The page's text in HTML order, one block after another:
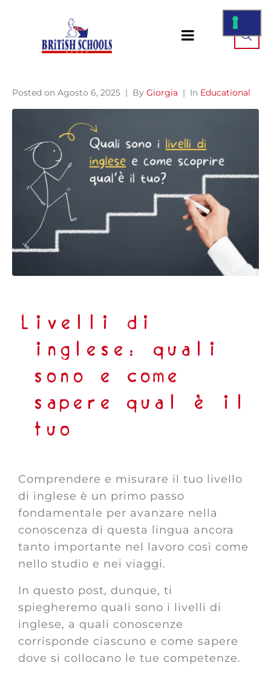
Posted on Agosto 6, 2025 By Giorgia In Educational
Livelli di
inglese: quali
sono e come
sapere qual è il
tuo
Comprendere e misurare il tuo livello
di inglese è un primo passo
fondamentale per avanzare nella
conoscenza di questa lingua ancora
tanto importante nel lavoro così come
nello studio e nei viaggi.
In questo post, dunque, ti
spiegheremo quali sono i livelli di
inglese, a quali conoscenze
corrisponde ciascuno e come sapere
dove si collocano le tue competenze.